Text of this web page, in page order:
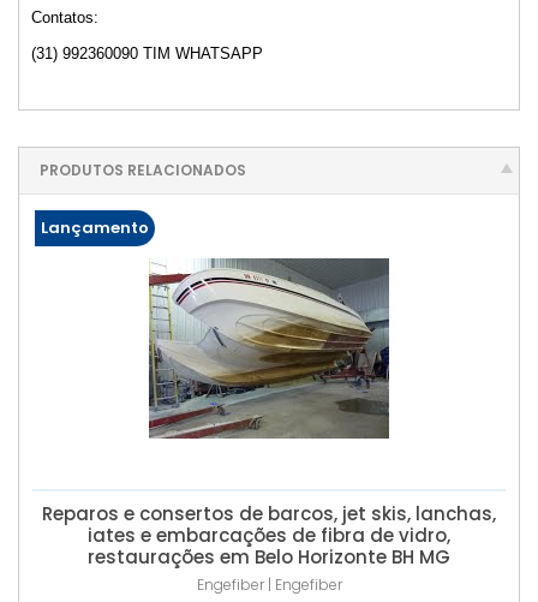
Contatos:
(31) 992360090 TIM WHATSAPP
PRODUTOS RELACIONADOS
Lançamento
Reparos e consertos de barcos, jet skis, lanchas,
iates e embarcações de fibra de vidro,
restaurações em Belo Horizonte BH MG
Engefiber | Engefiber